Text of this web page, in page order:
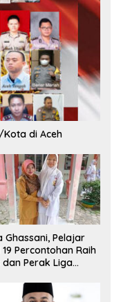
di Aceh
Ghassani, Pelajar
19 Percontohan Raih
dan Perak Liga